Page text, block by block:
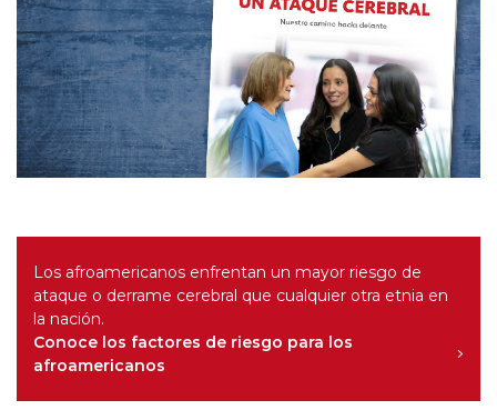
Los afroamericanos enfrentan un mayor riesgo de
ataque o derrame cerebral que cualquier otra etnia en
la nación.
Conoce los factores de riesgo para los
afroamericanos